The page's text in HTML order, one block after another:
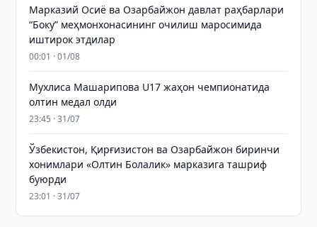
Марказий Осиё ва Озарбайжон давлат раҳбарлари
“Боку” меҳмонхонасининг очилиш маросимида
иштирок этдилар
00:01 · 01/08
Мухлиса Машарипова U17 жаҳон чемпионатида
олтин медал олди
23:45 · 31/07
Ўзбекистон, Қирғизистон ва Озарбайжон биринчи
хонимлари «Олтин Болалик» марказига ташриф
буюрди
23:01 · 31/07